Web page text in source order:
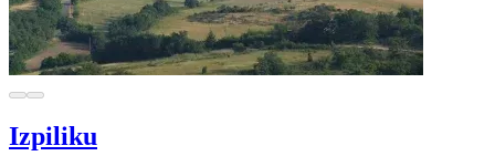
Izpiliku